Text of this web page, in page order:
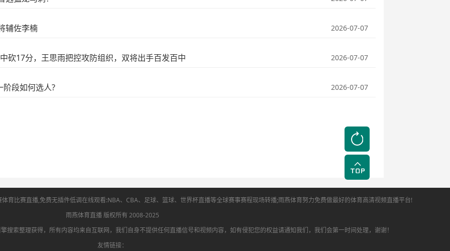
辅佐李楠 2026-07-07
砍17分，王思雨把控攻防组织，双将出手百发百中 2026-07-07
段如何选人? 2026-07-07
育比赛直播,免费无插件低调在线观看:NBA、CBA、足球、篮球、世界杯直播等全球赛事赛程现场转播;雨燕体育努力免费做最好的体育高清视频直播平台!
雨燕体育直播版权所有 2008-2025
搜索整理获得，所有内容均来自互联网，我们自身不提供任何直播信号和视频内容，如有侵犯您的权益请通知我们，我们会第一时间处理，谢谢！
友情链接：